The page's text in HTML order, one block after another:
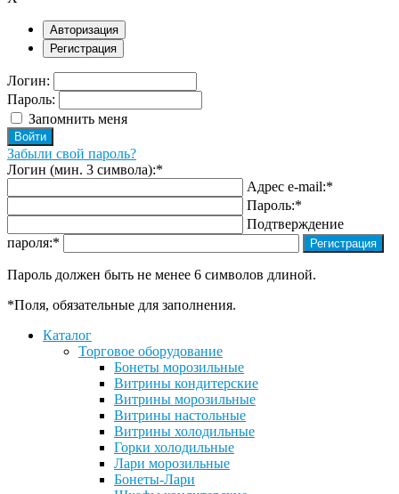
Авторизация
Регистрация
Логин:
Пароль:
Запомнить меня
Забыли свой пароль?
Логин (мин. 3 символа):*
Адрес e-mail:*
Пароль:*
Подтверждение
пароля:*
Пароль должен быть не менее 6 символов длиной.
*Поля, обязательные для заполнения.
Каталог
Торговое оборудование
Бонеты морозильные
Витрины кондитерские
Витрины морозильные
Витрины настольные
Витрины холодильные
Горки холодильные
Лари морозильные
Бонеты-Лари